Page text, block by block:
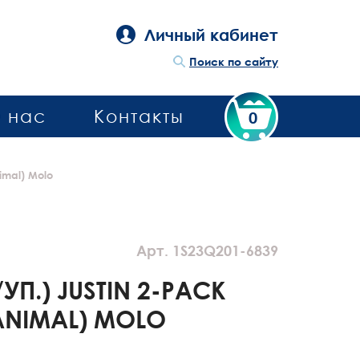
Личный кабинет
Поиск по сайту
0
нас Контакты
Molo
Арт. 1S23Q201-6839
JUSTIN 2-PACK
MOLO